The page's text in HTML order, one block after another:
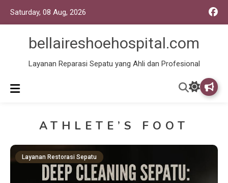
Saturday, 08 Aug, 2026
bellaireshoehospital.com
Layanan Reparasi Sepatu yang Ahli dan Profesional
ATHLETE’S FOOT
Layanan Restorasi Sepatu